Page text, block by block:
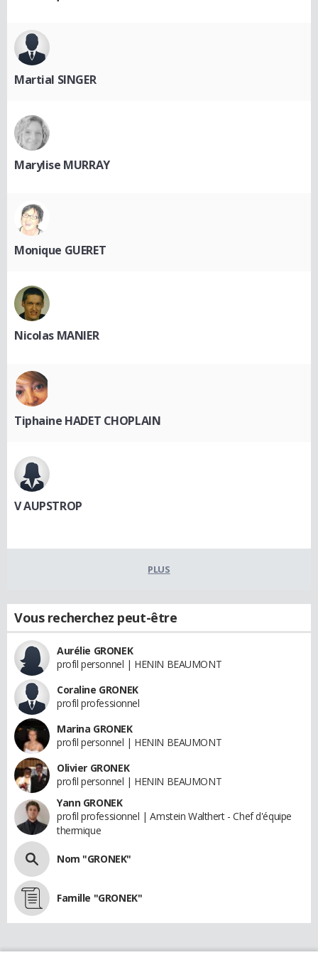
Martial SINGER
Marylise MURRAY
Monique GUERET
Nicolas MANIER
Tiphaine HADET CHOPLAIN
V AUPSTROP
PLUS
Vous recherchez peut-être
Aurélie GRONEK
profil personnel | HENIN BEAUMONT
Coraline GRONEK
profil professionnel
Marina GRONEK
profil personnel | HENIN BEAUMONT
Olivier GRONEK
profil personnel | HENIN BEAUMONT
Yann GRONEK
profil professionnel | Amstein Walthert - Chef d'équipe
thermique
Nom "GRONEK"
Famille "GRONEK"